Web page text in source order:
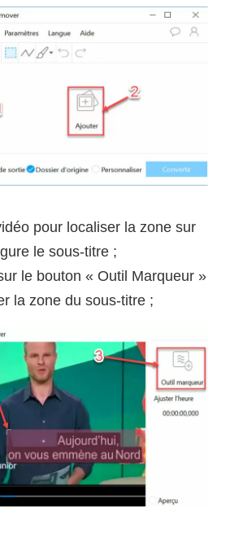
pour localiser la zone sur
le sous-titre ;
le bouton « Outil Marqueur »
la zone du sous-titre ;